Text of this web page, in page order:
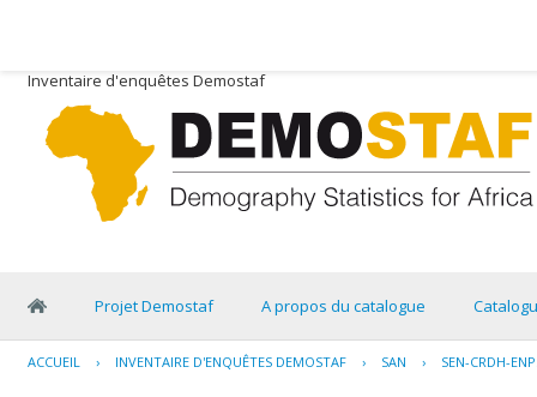
Inventaire d'enquêtes Demostaf
Projet Demostaf A propos du catalogue
ACCUEIL › INVENTAIRE D'ENQUÊTES DEMOSTAF › SAN › SEN-CRDH-